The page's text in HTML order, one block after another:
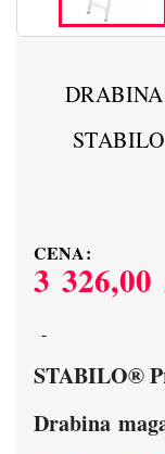
CENA:
3 326,00
STABILO®
Drabina